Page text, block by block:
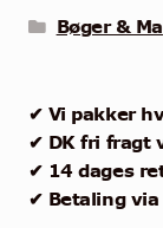
Bøger &
✔ Vi pakker
✔ DK fri fragt
✔ 14 dages
✔ Betaling via